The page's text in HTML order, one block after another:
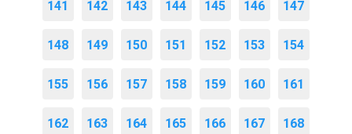
141 142 143 144 145 146 147
148 149 150 151 152 153 154
155 156 157 158 159 160 161
162 163 164 165 166 167 168